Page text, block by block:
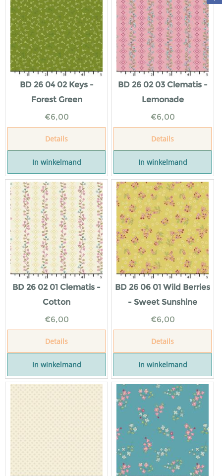
BD 26 04 02 Keys -
Forest Green
€6,00
Details
In winkelmand
BD 26 02 03 Clematis -
Lemonade
€6,00
Details
In winkelmand
BD 26 02 01 Clematis -
Cotton
€6,00
Details
In winkelmand
BD 26 06 01 Wild Berries
- Sweet Sunshine
€6,00
Details
In winkelmand